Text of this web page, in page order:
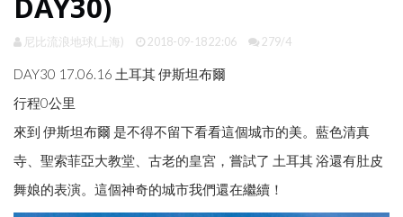
體
驗
照
片
臉
尼比流浪地球(上海) 2018-09-18 22:06 279/4
DAY30 17.06.16 土耳其 伊斯坦布爾
行程0公里
來到 伊斯坦布爾 是不得不留下看看這個城市的美。藍色清真
寺、聖索菲亞大教堂、古老的皇宮，嘗試了 土耳其 浴還有肚皮
舞娘的表演。這個神奇的城市我們還在繼續！